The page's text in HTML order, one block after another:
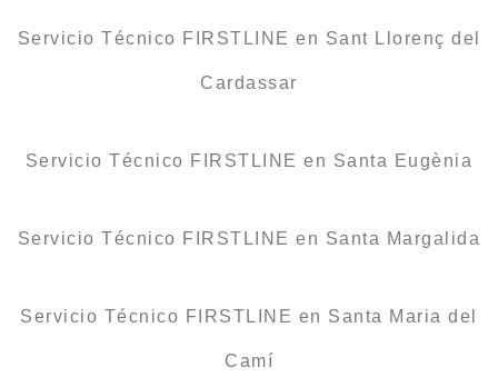
Servicio Técnico FIRSTLINE en Sant Llorenç del
Cardassar
Servicio Técnico FIRSTLINE en Santa Eugènia
Servicio Técnico FIRSTLINE en Santa Margalida
Servicio Técnico FIRSTLINE en Santa Maria del
Camí